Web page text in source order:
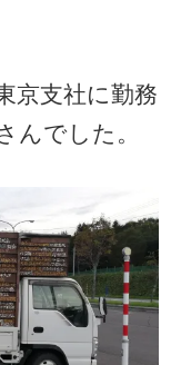
京支社に勤務
んでした。